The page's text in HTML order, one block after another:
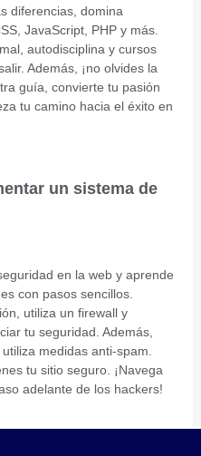
diferencias, domina
JavaScript, PHP y más.
autodisciplina y cursos
Además, ¡no olvides la
guía, convierte tu pasión
tu camino hacia el éxito en
un sistema de
en la web y aprende
con pasos sencillos.
utiliza un firewall y
tu seguridad. Además,
medidas anti-spam.
tu sitio seguro. ¡Navega
adelante de los hackers!